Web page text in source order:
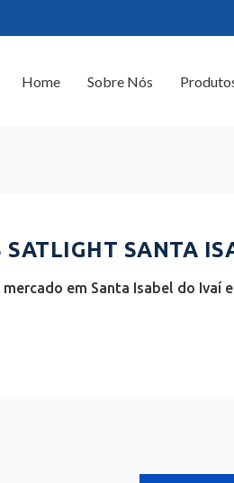
Home Sobre Nós
SATLIGHT SANTA
em Santa Isabel do Ivaí